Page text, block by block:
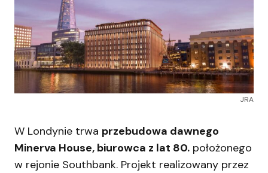
JRA
W Londynie trwa przebudowa dawnego
Minerva House, biurowca z lat 80. położonego
w rejonie Southbank. Projekt realizowany przez